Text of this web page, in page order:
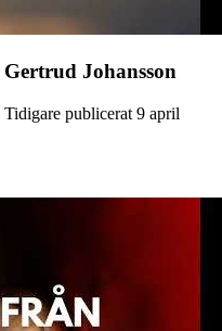
Johansson
publicerat 9 april